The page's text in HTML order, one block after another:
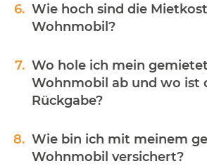
6. Wie hoch sind die
Wohnmobil?
7. Wo hole ich mein
Wohnmobil ab und wo ist
Rückgabe?
8. Wie bin ich mit meinem
Wohnmobil versichert?